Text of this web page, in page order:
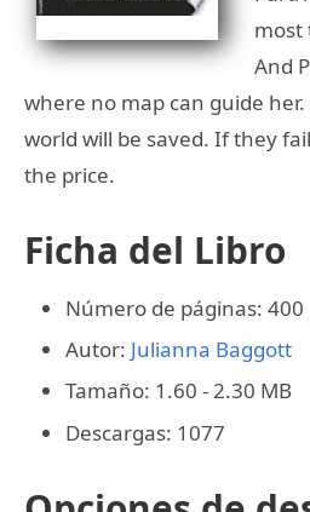
most
And
where no map can guide
world will be saved. If they
the price.
Ficha del Libro
Número de páginas: 400
Autor: Julianna Baggott
Tamaño: 1.60 - 2.30 MB
Descargas: 1077